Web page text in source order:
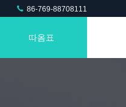
86-769-88708111
따옴표